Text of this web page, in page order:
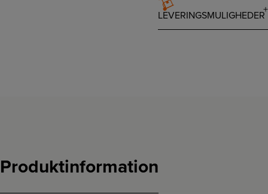
LEVERINGSMULIGHEDER
Produktinformation